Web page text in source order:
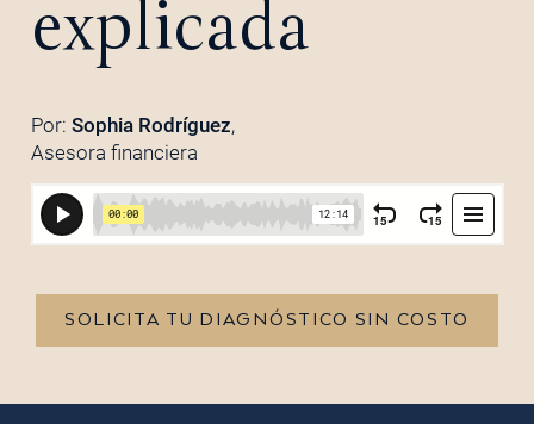
explicada
Por: Sophia Rodríguez,
Asesora financiera
SOLICITA TU DIAGNÓSTICO SIN COSTO